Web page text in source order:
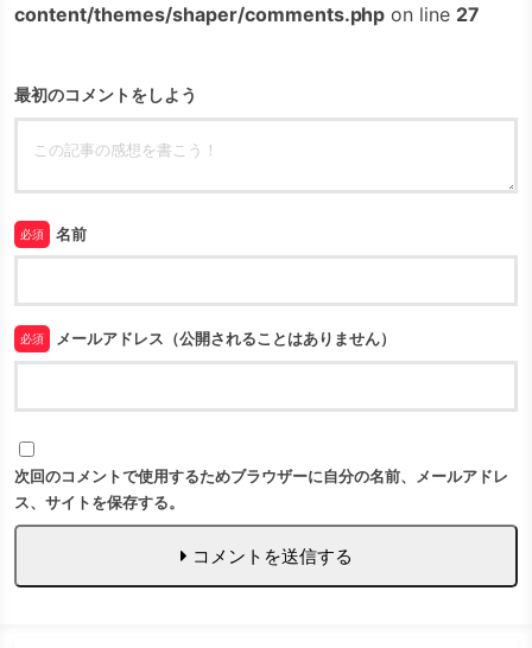
content/themes/shaper/comments.php on line 27
最初のコメントをしよう
必須 名前
必須 メールアドレス（公開されることはありません）
次回のコメントで使用するためブラウザーに自分の名前、メールアドレ
ス、サイトを保存する。
コメントを送信する